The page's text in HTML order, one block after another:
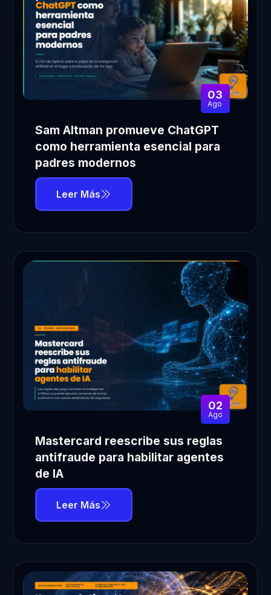
03
Ago
Sam Altman promueve ChatGPT
como herramienta esencial para
padres modernos
Leer Más
02
Ago
Mastercard reescribe sus reglas
antifraude para habilitar agentes
de IA
Leer Más